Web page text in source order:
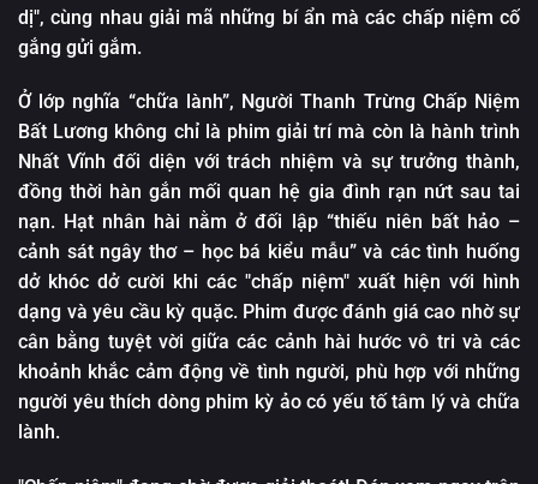
dị", cùng nhau giải mã những bí ẩn mà các chấp niệm cố
gắng gửi gắm.
Ở lớp nghĩa “chữa lành”, Người Thanh Trừng Chấp Niệm
Bất Lương không chỉ là phim giải trí mà còn là hành trình
Nhất Vĩnh đối diện với trách nhiệm và sự trưởng thành,
đồng thời hàn gắn mối quan hệ gia đình rạn nứt sau tai
nạn. Hạt nhân hài nằm ở đối lập “thiếu niên bất hảo –
cảnh sát ngây thơ – học bá kiểu mẫu” và các tình huống
dở khóc dở cười khi các "chấp niệm" xuất hiện với hình
dạng và yêu cầu kỳ quặc. Phim được đánh giá cao nhờ sự
cân bằng tuyệt vời giữa các cảnh hài hước vô tri và các
khoảnh khắc cảm động về tình người, phù hợp với những
người yêu thích dòng phim kỳ ảo có yếu tố tâm lý và chữa
lành.